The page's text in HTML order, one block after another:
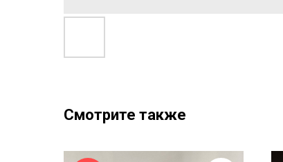
Смотрите также